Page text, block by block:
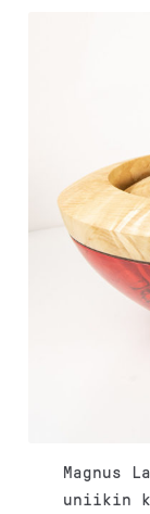
Magnus
uniikin